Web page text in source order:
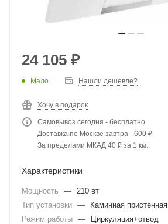
24 105 ₽
Мало Нашли дешевле?
Хочу в подарок
Самовывоз сегодня - бесплатно
Доставка по Москве завтра - 600 ₽
За пределами МКАД 40 ₽ за 1 км.
Характеристики
Мощность — 210 вт
Тип установки —
Каминная пристенная
Режим работы —
Циркуляция+отвод